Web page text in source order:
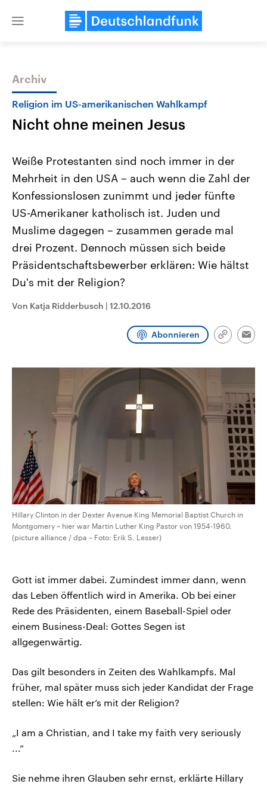
Close
Themen
Landtagswahl Sachsen-Anhalt
2026
Alle Informationen
Sachsen-Anhalt wählt am 6.
September 2026 einen neuen
Bundesland von einer Koalition aus
Umfragen, Prognosen,
und Hintergründe zu den Parteien
und Kandidaten der anstehenden
USA
Aktuelle Beiträge,
Hintergründe
Wirtschaftlich und
gehören die Vereinigten
mit großem Einfluss auf
Sendungen Programm
Archiv
Religion im US-amerikanischen Wahlkampf
Nicht ohne meinen Jesus
Weiße Protestanten sind noch immer in der
Mehrheit in den USA – auch wenn die Zahl der
Konfessionslosen zunimmt und jeder fünfte
US-Amerikaner katholisch ist. Juden und
Muslime dagegen – zusammen gerade mal
drei Prozent. Dennoch müssen sich beide
Präsidentschaftsbewerber erklären: Wie hältst
Du's mit der Religion?
Von Katja Ridderbusch | 12.10.2016
Abonnieren
Link
Hillary Clinton in der Dexter Avenue King Memorial Baptist Church in
Montgomery – hier war Martin Luther King Pastor von 1954-1960.
(picture alliance / dpa – Foto: Erik S. Lesser)
Gott ist immer dabei. Zumindest immer dann, wenn
das Leben öffentlich wird in Amerika. Ob bei einer
Rede des Präsidenten, einem Baseball-Spiel oder
einem Business-Deal: Gottes Segen ist
allgegenwärtig.
Das gilt besonders in Zeiten des Wahlkampfs. Mal
früher, mal später muss sich jeder Kandidat der Frage
stellen: Wie hält er’s mit der Religion?
„I am a Christian, and I take my faith very seriously
...“
Sie nehme ihren Glauben sehr ernst, erklärte Hillary